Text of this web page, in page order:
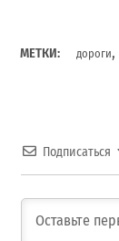
МЕТКИ: дороги,
Подписаться